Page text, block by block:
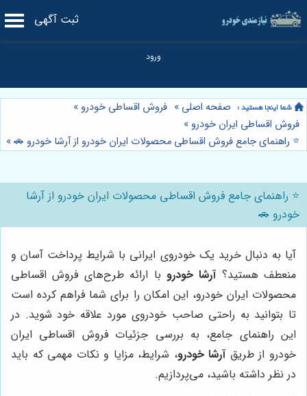
ثبت آگهی
صفحه اصلی » فروش اقساطی خودرو »
فروش اقساطی ایران خودرو »
⭐️ راهنمای جامع فروش اقساطی محصولات ایران خودرو از آرشا خودرو 🚗»
⭐️ راهنمای جامع فروش اقساطی محصولات ایران خودرو از آرشا
خودرو 🚗
آیا به دنبال خرید یک خودروی ایرانی با شرایط پرداخت آسان و
منعطف هستید؟آرشا خودرو با ارائه طرح‌های فروش اقساطی
محصولات ایران خودرو، این امکان را برای شما فراهم کرده است
تا بتوانید به راحتی صاحب خودروی مورد علاقه خود شوید. در
این راهنمای جامع، به بررسی جزئیات فروش اقساطی ایران
خودرو از طریقآرشا خودرو، شرایط، مزایا و نکات مهمی که باید
در نظر داشته باشید، می‌پردازیم.